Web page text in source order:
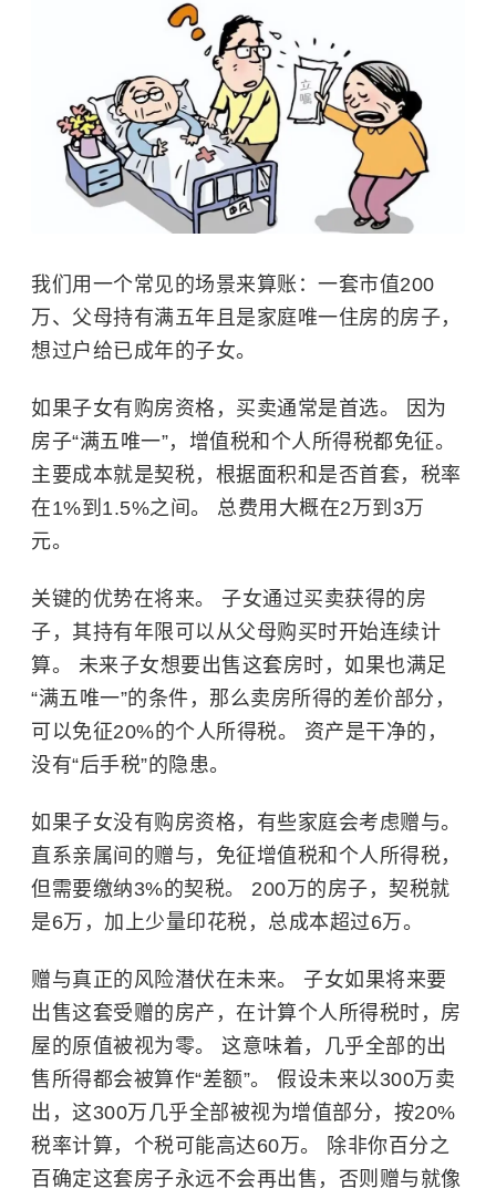
我们用一个常见的场景来算账：一套市值200
万、父母持有满五年且是家庭唯一住房的房子，
想过户给已成年的子女。
如果子女有购房资格，买卖通常是首选。 因为
房子“满五唯一”，增值税和个人所得税都免征。
主要成本就是契税，根据面积和是否首套，税率
在1%到1.5%之间。 总费用大概在2万到3万
元。
关键的优势在将来。 子女通过买卖获得的房
子，其持有年限可以从父母购买时开始连续计
算。 未来子女想要出售这套房时，如果也满足
“满五唯一”的条件，那么卖房所得的差价部分，
可以免征20%的个人所得税。 资产是干净的，
没有“后手税”的隐患。
如果子女没有购房资格，有些家庭会考虑赠与。
直系亲属间的赠与，免征增值税和个人所得税，
但需要缴纳3%的契税。 200万的房子，契税就
是6万，加上少量印花税 ，总成本超过6万。
赠与真正的风险潜伏在未来。 子女如果将来要
出售这套受赠的房产，在计算个人所得税时，房
屋的原值被视为零。 这意味着，几乎全部的出
售所得都会被算作“差额”。 假设未来以300万卖
出，这300万几乎全部被视为增值部分，按20%
税率计算，个税可能高达60万。 除非你百分之
百确定这套房子永远不会再出售，否则赠与就像